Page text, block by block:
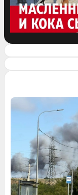
сыграли
Обсудить
Обсудить